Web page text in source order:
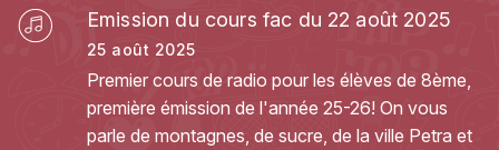
Emission du cours fac du 22 août 2025
25 août 2025
Premier cours de radio pour les élèves de 8ème,
première émission de l'année 25-26! On vous
parle de montagnes, de sucre, de la ville Petra et